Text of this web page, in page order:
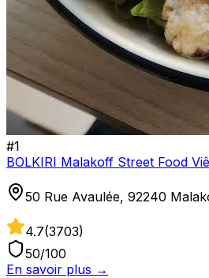
#1
BOLKIRI Malakoff Street Food
50 Rue Avaulée, 92240
4.7(3703)
50/100
En savoir plus →